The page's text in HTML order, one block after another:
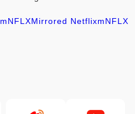
mNFLXMirrored NetflixmNFLX